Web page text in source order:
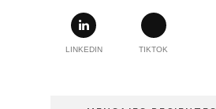
LINKEDIN TIKTOK